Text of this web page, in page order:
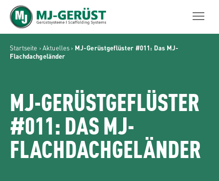
MJ-GERÜST
Startseite ›Aktuelles › MJ-Gerüstgeflüster #011: Das MJ-
Flachdachgeländer
MJ-GERÜSTGEFLÜSTER
#011: DAS MJ-
FLACHDACHGELÄNDER